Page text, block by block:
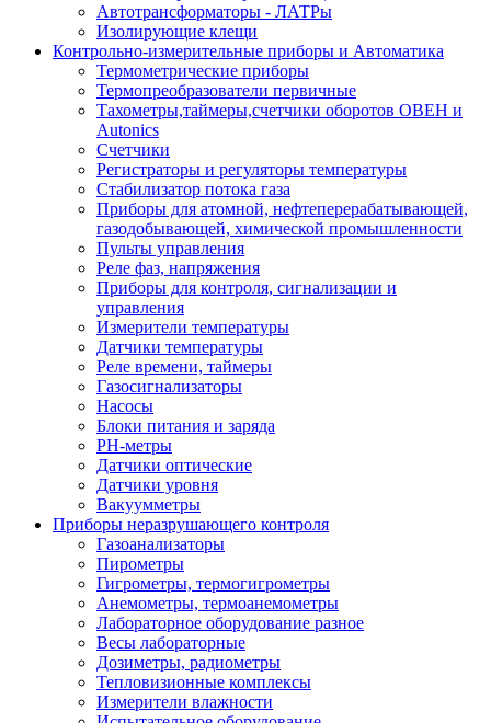
Автотрансформаторы - ЛАТРы
Изолирующие клещи
Контрольно-измерительные приборы и Автоматика
Термометрические приборы
Термопреобразователи первичные
Тахометры,таймеры,счетчики оборотов ОВЕН и
Autonics
Счетчики
Регистраторы и регуляторы температуры
Стабилизатор потока газа
Приборы для атомной, нефтеперерабатывающей,
газодобывающей, химической промышленности
Пульты управления
Реле фаз, напряжения
Приборы для контроля, сигнализации и
управления
Измерители температуры
Датчики температуры
Реле времени, таймеры
Газосигнализаторы
Насосы
Блоки питания и заряда
PH-метры
Датчики оптические
Датчики уровня
Вакуумметры
Приборы неразрушающего контроля
Газоанализаторы
Пирометры
Гигрометры, термогигрометры
Анемометры, термоанемометры
Лабораторное оборудование разное
Весы лабораторные
Дозиметры, радиометры
Тепловизионные комплексы
Измерители влажности